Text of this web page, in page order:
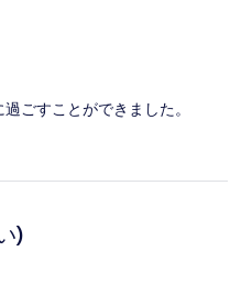
ごすことができました。
)